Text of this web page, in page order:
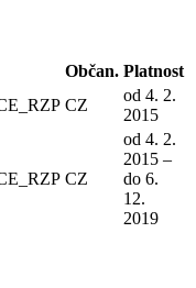
Občan. Platnost
CZ
od 4. 2.
2015
CZ
od 4. 2.
2015 –
do 6.
12.
2019